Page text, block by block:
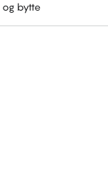
og bytte